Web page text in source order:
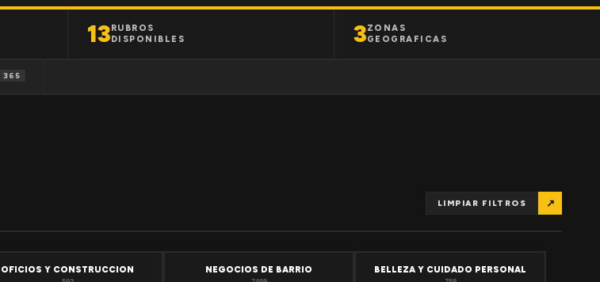
13RUBROS
DISPONIBLES
3ZONAS
GEOGRAFICAS
365
LIMPIAR FILTROS ↗
OFICIOS Y CONSTRUCCION NEGOCIOS DE BARRIO BELLEZA Y CUIDADO PERSONAL